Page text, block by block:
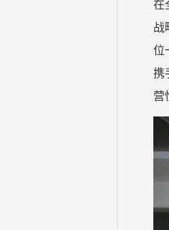
在
战
位
携
营